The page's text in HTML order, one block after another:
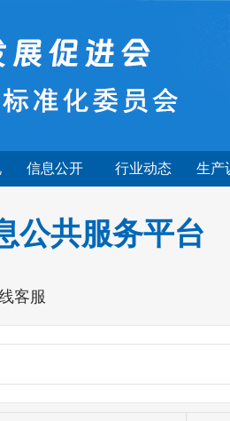
信息公开 行业动态 生产
公共服务平台
客服